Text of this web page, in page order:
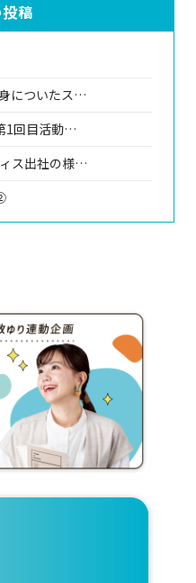
稿
についたス…
1回目活動…
ス出社の様…